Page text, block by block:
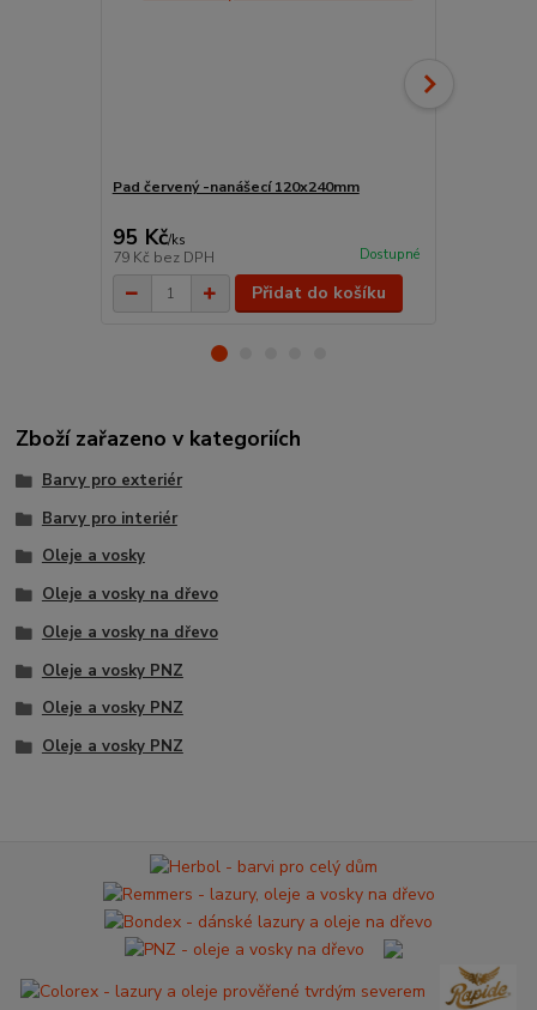
Pad červený -nanášecí 120x240mm
95 Kč/ks
79 Kč bez DPH Dostupné
Přidat do košíku
Zboží zařazeno v kategoriích
Barvy pro exteriér
Barvy pro interiér
Oleje a vosky
Oleje a vosky na dřevo
Oleje a vosky na dřevo
Oleje a vosky PNZ
Oleje a vosky PNZ
Oleje a vosky PNZ